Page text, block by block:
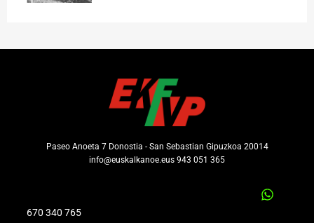
Paseo Anoeta 7 Donostia - San Sebastian Gipuzkoa 20014
info@euskalkanoe.eus 943 051 365
670 340 765